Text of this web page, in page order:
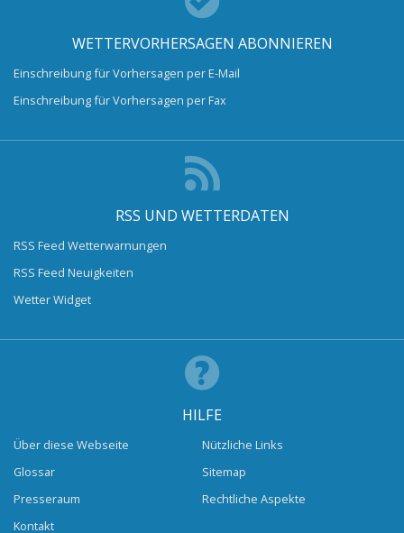
WETTERVORHERSAGEN ABONNIEREN
Einschreibung für Vorhersagen per E-Mail
Einschreibung für Vorhersagen per Fax
RSS UND WETTERDATEN
RSS Feed Wetterwarnungen
RSS Feed Neuigkeiten
Wetter Widget
HILFE
Über diese Webseite
Glossar
Presseraum
Kontakt
Nützliche Links
Sitemap
Rechtliche Aspekte